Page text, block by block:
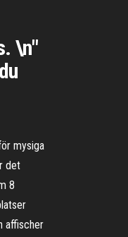
\n"
mysiga
det
8
affischer